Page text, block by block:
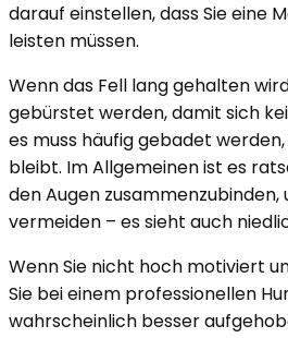
darauf einstellen, dass Sie eine
leisten müssen.
Wenn das Fell lang gehalten
gebürstet werden, damit sich
es muss häufig gebadet
bleibt. Im Allgemeinen ist es
den Augen
vermeiden – es sieht auch
Wenn Sie nicht hoch motiviert
Sie bei einem professionellen
wahrscheinlich besser